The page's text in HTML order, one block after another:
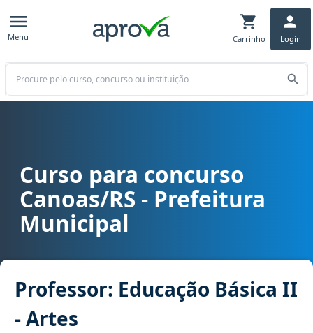
Menu Carrinho Login
Buscar
Curso para concurso Canoas/RS - Prefeitura Municipal cargo
Curso para concurso
Canoas/RS - Prefeitura
Municipal
Professor: Educação Básica II
- Artes